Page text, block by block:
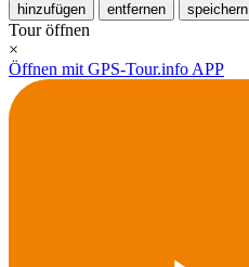
hinzufügen entfernen speichern
Tour öffnen
×
Öffnen mit GPS-Tour.info APP